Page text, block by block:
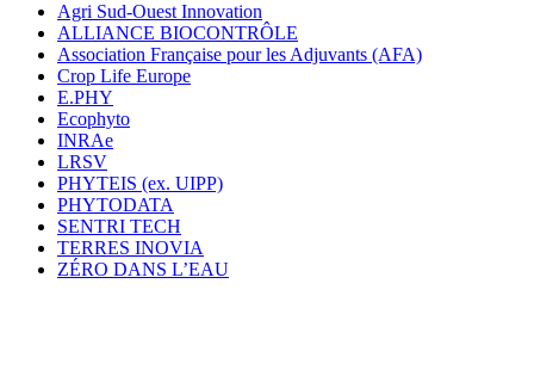
Agri Sud-Ouest Innovation
ALLIANCE BIOCONTRÔLE
Association Française pour les Adjuvants (AFA)
Crop Life Europe
E.PHY
Ecophyto
INRAe
LRSV
PHYTEIS (ex. UIPP)
PHYTODATA
SENTRI TECH
TERRES INOVIA
ZÉRO DANS L’EAU